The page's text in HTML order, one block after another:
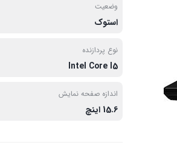
وضعیت
استوک
نوع پردازنده
Intel Core I5
اندازه صفحه نمایش
15.6 اینچ